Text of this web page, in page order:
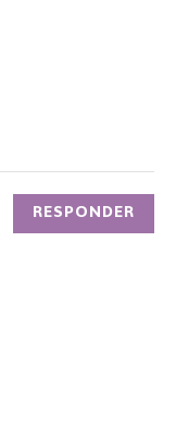
RESPONDER